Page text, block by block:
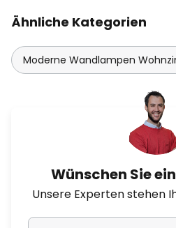
Ähnliche Kategorien
Moderne Wandlampen
Wünschen Sie
Unsere Experten stehen